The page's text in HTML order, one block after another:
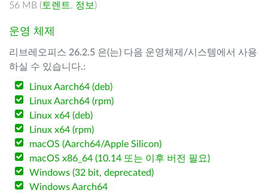
56 MB ( 토렌트, 정보 )
운영 체제
리브레오피스 26.2.5 은(는) 다음 운영체제/시스템에서 사용
하실 수 있습니다.:
Linux Aarch64 (deb)
Linux Aarch64 (rpm)
Linux x64 (deb)
Linux x64 (rpm)
macOS (Aarch64/Apple Silicon)
macOS x86_64 (10.14 또는 이후 버전 필요)
Windows (32 bit, deprecated)
Windows Aarch64